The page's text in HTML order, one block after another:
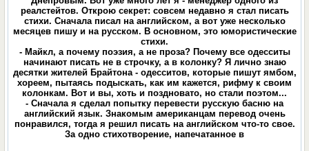
реалстейтов. Открою секрет: совсем недавно я стал писать
стихи. Сначала писал на английском, а вот уже несколько
месяцев пишу и на русском. В основном, это юмористические
стихи.
- Майкл, а почему поэзия, а не проза? Почему все одесситы
начинают писать не в строчку, а в колонку? Я лично знаю
десятки жителей Брайтона - одесситов, которые пишут ямбом,
хореем, пытаясь подыскать, как им кажется, рифму к своим
колонкам. Вот и вы, хоть и поздновато, но стали поэтом...
- Сначала я сделал попытку перевести русскую басню на
английский язык. Знакомым американцам перевод очень
понравился, тогда я решил писать на английском что-то свое.
За одно стихотворение, напечатанное в